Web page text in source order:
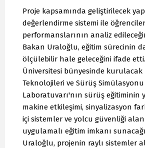
Proje kapsamında geliştirilecek
değerlendirme sistemi ile
performanslarının analiz
Bakan Uraloğlu, eğitim sürecinin
ölçülebilir hale geleceğini ifade
Üniversitesi bünyesinde kurulacak
Teknolojileri ve Sürüş Simülasyonu
Laboratuvarı'nın sürüş eğitiminin
makine etkileşimi, sinyalizasyon
içi sistemler ve yolcu güvenliği
uygulamalı eğitim imkanı
Uraloğlu, projenin raylı sistemler